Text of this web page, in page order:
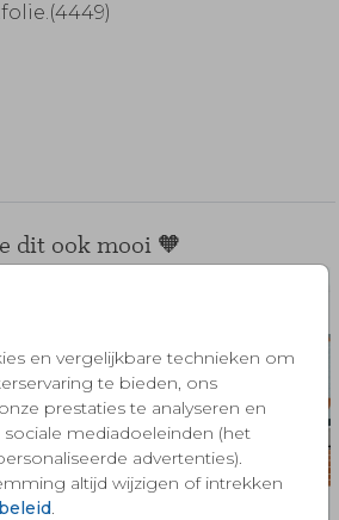
en vergelijkbare technieken om
te bieden, ons
prestaties te analyseren en
mediadoeleinden (het
advertenties).
altijd wijzigen of intrekken
.
dit ook mooi 🧡